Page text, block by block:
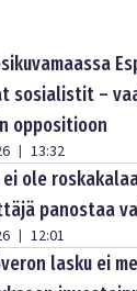
sosialistit –
oppositioon
| 13:32
ole
panostaa
| 12:01
lasku ei